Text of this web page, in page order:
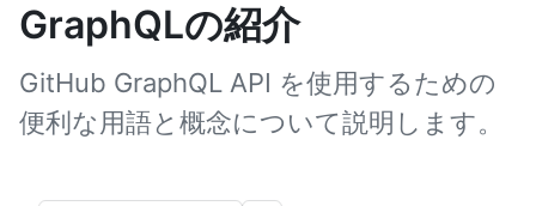
GraphQLの紹介
GitHub GraphQL API を使用するための
便利な用語と概念について説明します。